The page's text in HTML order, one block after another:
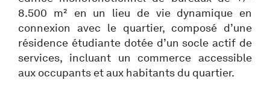
8.500 m² en un lieu de vie dynamique en
connexion avec le quartier, composé d’une
résidence étudiante dotée d’un socle actif de
services, incluant un commerce accessible
aux occupants et aux habitants du quartier.